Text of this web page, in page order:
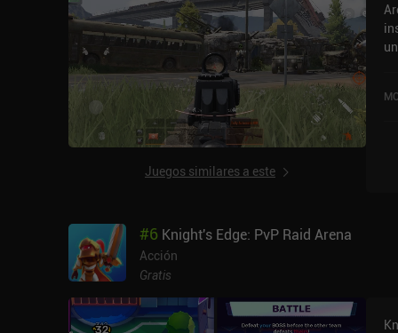
Juegos similares a este
#6 Knight's Edge: PvP Raid Arena
Acción
Gratis